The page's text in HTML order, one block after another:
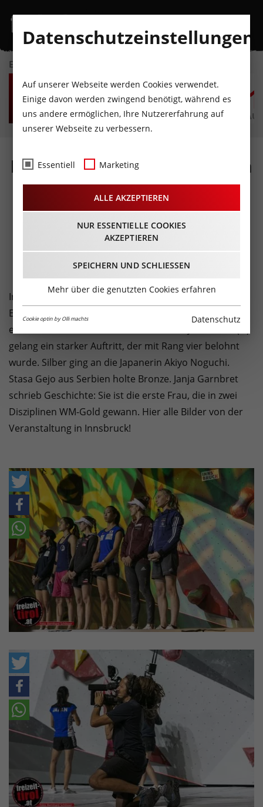
EVENTKALENDER
SO
9
AUGUST
MO
10
AUGUST
DI
11
AUGUST
MI
12
AUGUST
DO
13
AUGUST
Fotos- Kletter WM, Damen
Finale
Bouldern@Olympiaworld
Innsbruck
14.09.2018
In der Innsbrucker Olympiaworld fielen die ersten WM-
Entscheidungen im Bouldern. Janja Garnbret (SLO)
entschied die sehr harte Runde für sich. Jessica Pilz (Ö)
gelang ein starker Auftritt, der mit Rang vier belohnt
wurde. Silber ging an die Japanerin Akiyo Noguchi.
Stasa Gejo aus Serbien holte Bronze. Janja Garnbret
schrieb Geschichte: Sie ist die erste Frau, die in zwei
Disziplinen WM-Gold gewann. Hier alle Bilder von der
Veranstaltung in Innsbruck!
Datenschutzeinstellungen
Auf unserer Webseite werden Cookies verwendet.
Einige davon werden zwingend benötigt, während es
uns andere ermöglichen, Ihre Nutzererfahrung auf
unserer Webseite zu verbessern.
Essentiell Marketing
ALLE AKZEPTIEREN
NUR ESSENTIELLE COOKIES
AKZEPTIEREN
SPEICHERN UND SCHLIESSEN
Mehr über die genutzten Cookies erfahren
Cookie optin by Olli machts Datenschutz